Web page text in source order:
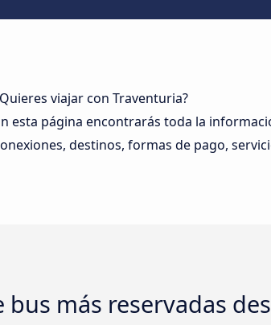
viajar con Traventuria?
esta página encontrarás toda la
destinos, formas de pago,
bus más reservadas